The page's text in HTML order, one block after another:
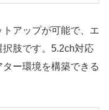
アップが可能で、エ
肢です。5.2ch対応
ー環境を構築できる